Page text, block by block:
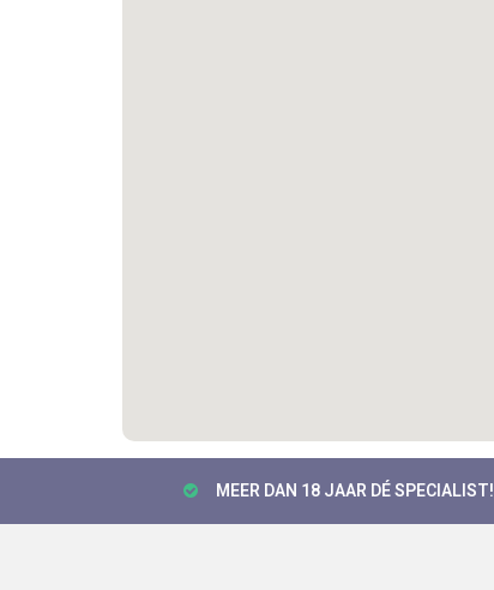
MEER DAN 18 JAAR DÉ SPECIALIST!